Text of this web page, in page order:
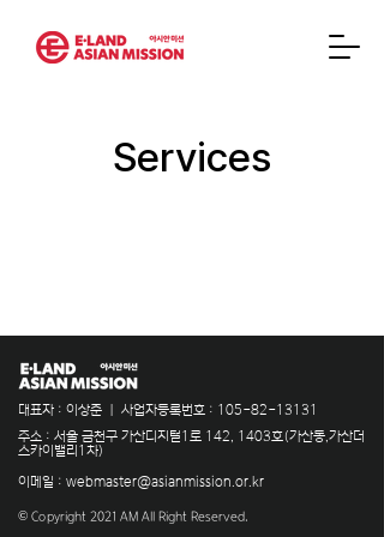
Services
​대표자 : 이상준 ㅣ 사업자등록번호 : 105-82-13131
​주소 : 서울 금천구 가산디지털1로 142, 1403호(가산동,가산더
스카이밸리1차)
이메일 : webmaster@asianmission.or.kr
© Copyright 2021 AM All Right Reserved.